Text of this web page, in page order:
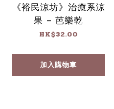
《裕民涼坊》治癒系涼
果 – 芭樂乾
HK$32.00
加入購物車